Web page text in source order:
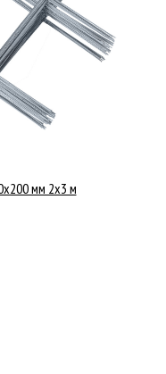
мм 2x3 м